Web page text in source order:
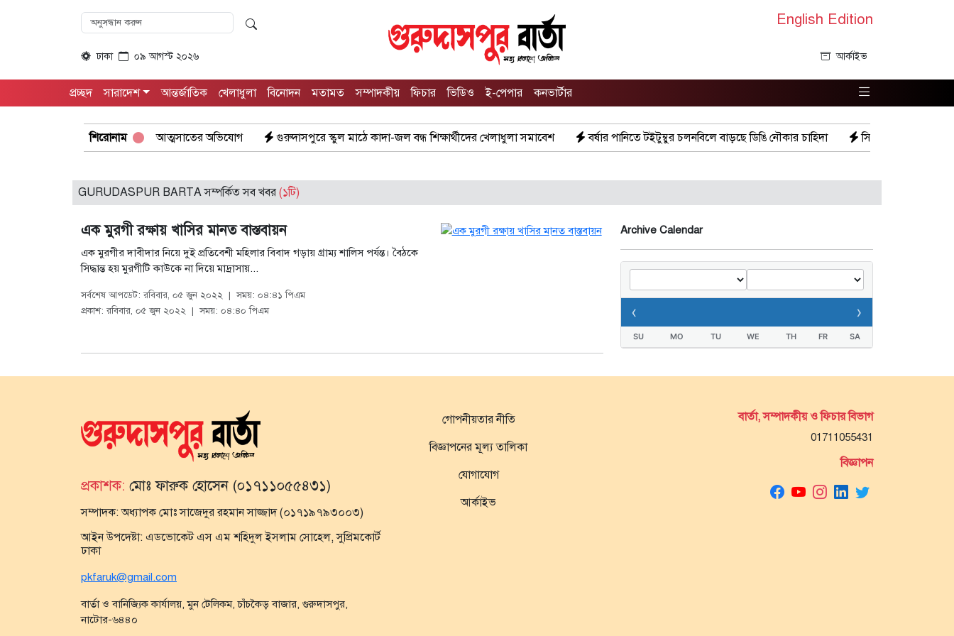
ঢাকা ০৯ আগস্ট ২০২৬
English Edition
আর্কাইভ
প্রচ্ছদ সারাদেশ আন্তর্জাতিক খেলাধুলা বিনোদন মতামত সম্পাদকীয় ফিচার ভিডিও ই-পেপার কনভার্টার
শিরোনাম
নামে প্রতারনা ২৪ লাখ টাকা আত্মসাতের অভিযোগ গুরুদাসপুরে স্কুল মাঠে কাদা-জল বন্ধ শিক্ষার্থীদের খেলাধুলা সমাবেশ বর্ষার পানিতে টইটুম্বুর চলনবিলে বাড়ছে ডিঙি নৌকার চাহিদা সিন্ডিকেটের কবজায়
GURUDASPUR BARTA সম্পর্কিত সব খবর (১টি)
এক মুরগী রক্ষায় খাসির মানত বাস্তবায়ন
এক মুরগীর দাবীদার নিয়ে দুই প্রতিবেশী মহিলার বিবাদ গড়ায় গ্রাম্য শালিস পর্যন্ত। বৈঠকে
সিদ্ধান্ত হয় মুরগীটি কাউকে না দিয়ে মাদ্রাসায়...
সর্বশেষ আপডেট: রবিবার, ০৫ জুন ২০২২ | সময়: ০৪:৪১ পিএম
প্রকাশ: রবিবার, ০৫ জুন ২০২২ | সময়: ০৪:৪০ পিএম
Archive Calendar
‹ ›
SU MO TU WE TH FR SA
প্রকাশক: মোঃ ফারুক হোসেন (০১৭১১০৫৫৪৩১)
সম্পাদক:অধ্যাপক মোঃ সাজেদুর রহমান সাজ্জাদ (০১৭১৯৭৯৩০০৩)
আইন উপদেষ্টা: এডভোকেট এস এম শহিদুল ইসলাম সোহেল, সুপ্রিমকোর্ট
ঢাকা
pkfaruk@gmail.com
বার্তা ও বানিজ্যিক কার্যালয়, মুন টেলিকম, চাঁচকৈড় বাজার, গুরুদাসপুর,
নাটোর-৬৪৪০
গোপনীয়তার নীতি
বিজ্ঞাপনের মূল্য তালিকা
যোগাযোগ
আর্কাইভ
বার্তা, সম্পাদকীয় ও ফিচার বিভাগ
01711055431
বিজ্ঞাপন